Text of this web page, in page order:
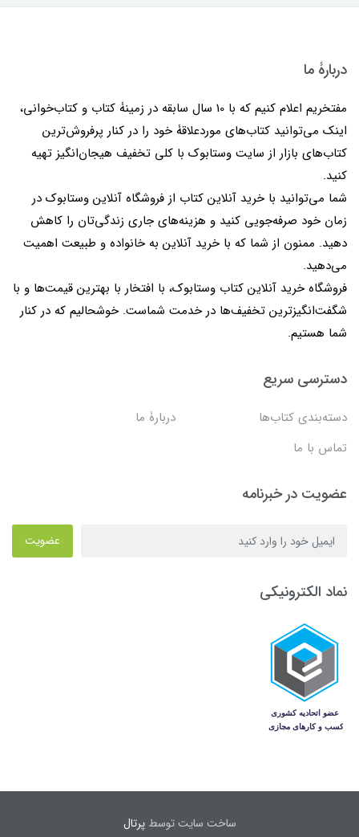
دربارۀ ما
مفتخریم اعلام کنیم که با 10 سال سابقه در زمینۀ کتاب و کتاب‌خوانی،
اینک می‌توانید کتاب‌های موردعلاقۀ خود را در کنار پرفروش‌ترین
کتاب‌های بازار از سایت وستابوک با کلی تخفیف هیجان‌انگیز تهیه
کنید.
شما می‌توانید با خرید آنلاین کتاب از فروشگاه آنلاین وستابوک در
زمان خود صرفه‌جویی کنید و هزینه‌های جاری زندگی‌تان را کاهش
دهید. ممنون از شما که با خرید آنلاین به خانواده و طبیعت اهمیت
می‌دهید.
فروشگاه خرید آنلاین کتاب وستابوک، با افتخار با بهترین قیمت‌ها و با
شگفت‌انگیزترین تخفیف‌ها در خدمت شماست. خوشحالیم که در کنار
شما هستیم.
دسترسی سریع
دسته‌بندی کتاب‌ها
دربارۀ ما
تماس با ما
عضویت در خبرنامه
عضویت
نماد الکترونیکی
ساخت سایت توسطپرتال